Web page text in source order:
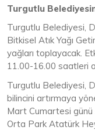
Turgutlu
Turgutlu Belediyesi,
Bitkisel Atık Yağı
yağları toplayacak.
11.00-16.00 saatleri
Turgutlu Belediyesi,
bilincini artırmaya
Mart Cumartesi
Orta Park Atatürk